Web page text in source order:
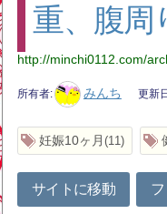
重、腹周
http://minchi0112.com/
所有者 みんち 更新
妊娠10ヶ月 11
サイトに移動